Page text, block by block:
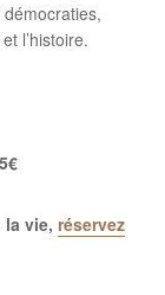
l’histoire.
vie, réservez